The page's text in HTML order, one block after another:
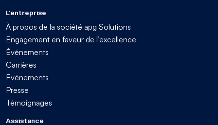
L'entreprise
À propos de la société apg Solutions
Engagement en faveur de l’excellence
Événements
Carrières
Evénements
Presse
Témoignages
Assistance